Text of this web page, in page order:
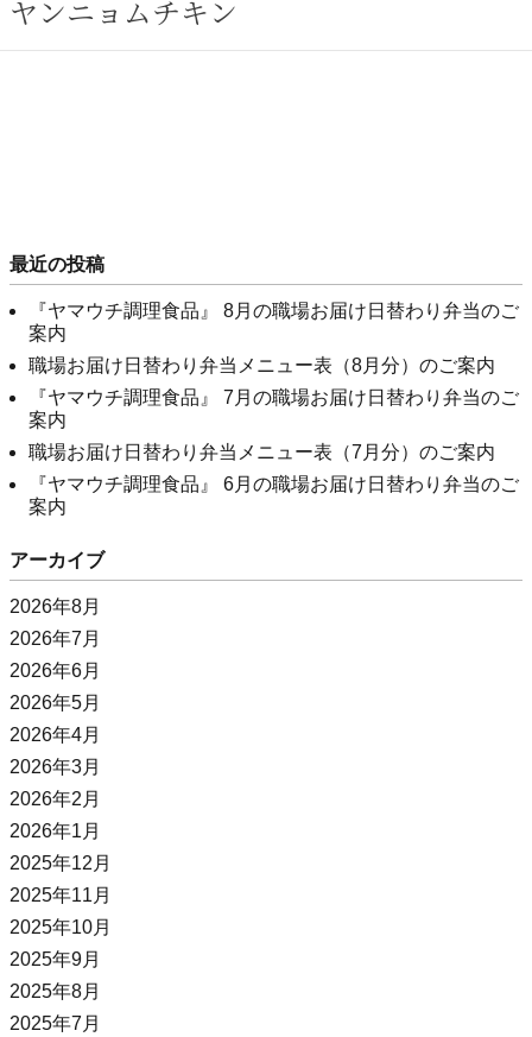
ヤンニョムチキン
最近の投稿
『ヤマウチ調理食品』 8月の職場お届け日替わり弁当のご
案内
職場お届け日替わり弁当メニュー表（8月分）のご案内
『ヤマウチ調理食品』 7月の職場お届け日替わり弁当のご
案内
職場お届け日替わり弁当メニュー表（7月分）のご案内
『ヤマウチ調理食品』 6月の職場お届け日替わり弁当のご
案内
アーカイブ
2026年8月
2026年7月
2026年6月
2026年5月
2026年4月
2026年3月
2026年2月
2026年1月
2025年12月
2025年11月
2025年10月
2025年9月
2025年8月
2025年7月